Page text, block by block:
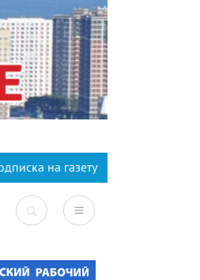
на газету